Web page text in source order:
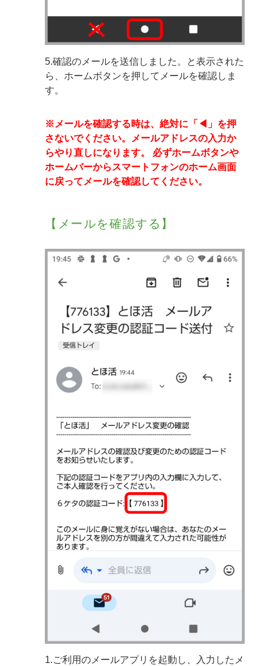
5.確認のメールを送信しました。と表示された
ら、ホームボタンを押してメールを確認しま
す。
※メールを確認する時は、絶対に「◀」を押
さないでください。メールアドレスの入力か
らやり直しになります。
必ずホームボタンや
ホームバーからスマートフォンのホーム画面
に戻ってメールを確認してください。
【メールを確認する】
1.ご利用のメールアプリを起動し、入力したメ